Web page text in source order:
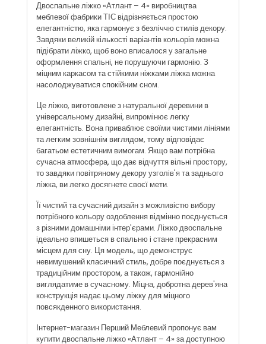
Двоспальне ліжко «Атлант – 4» виробництва
меблевої фабрики ТІС відрізняється простою
елегантністю, яка гармонує з безліччю стилів декору.
Завдяки великій кількості варіантів кольорів можна
підібрати ліжко, щоб воно вписалося у загальне
оформлення спальні, не порушуючи гармонію. З
міцним каркасом та стійкими ніжками ліжка можна
насолоджуватися спокійним сном.
Це ліжко, виготовлене з натуральної деревини в
універсальному дизайні, випромінює легку
елегантність. Вона приваблює своїми чистими лініями
та легким зовнішнім виглядом, тому відповідає
багатьом естетичним вимогам. Якщо вам потрібна
сучасна атмосфера, що дає відчуття вільні простору,
то завдяки повітряному декору узголів'я та заднього
ліжка, ви легко досягнете своєї мети.
Її чистий та сучасний дизайн з можливістю вибору
потрібного кольору оздоблення відмінно поєднується
з різними домашніми інтер'єрами. Ліжко двоспальне
ідеально впишеться в спальню і стане прекрасним
місцем для сну. Ця модель, що демонструє
невимушений класичний стиль, добре поєднується з
традиційним простором, а також, гармонійно
виглядатиме в сучасному. Міцна, добротна дерев'яна
конструкція надає цьому ліжку для міцного
повсякденного використання.
Інтернет-магазин Перший Меблевий пропонує вам
купити двоспальне ліжко «Атлант – 4» за доступною